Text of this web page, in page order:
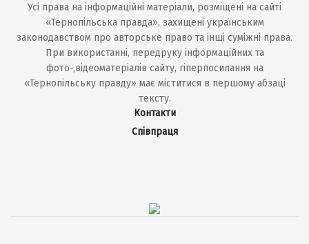
Усі права на інформаційні матеріали, розміщені на сайті
«Тернопільська правда», захищені українським
законодавством про авторське право та інші суміжні права.
При використанні, передруку інформаційних та
фото-,відеоматеріалів сайту, гіперпосилання на
«Тернопільську правду» має міститися в першому абзаці
тексту.
Контакти
Співпраця